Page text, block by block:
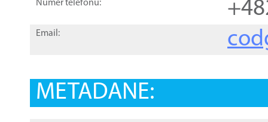
Numer telefonu:
Email:
METADANE: